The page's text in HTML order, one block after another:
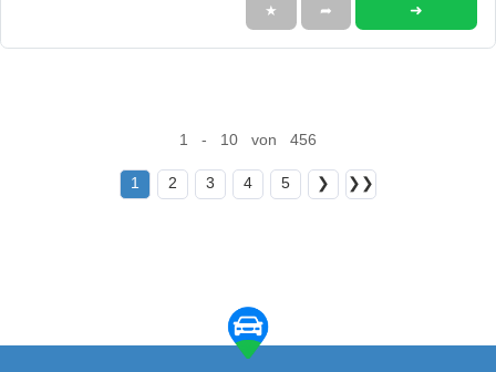
★ ➦ ➜
1 - 10 von 456
1 2 3 4 5 ❯ ❯❯